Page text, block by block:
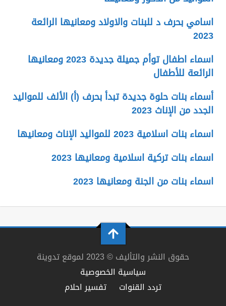
اسامي بحرف د للبنات والاولاد ومعانيها الرائعة
2023
اسماء اطفال توأم جميلة جديدة 2023 ومعانيها
الرائعة للأطفال
أسماء بنات حلوة جديدة تبدأ بحرف (أ) الألف للمواليد
الجدد من الإناث 2023
اسماء بنات اسلامية 2023 للمواليد الإناث ومعانيها
اسماء بنات تركية اسلامية ومعانيها 2023
اسماء بنات من الجنة ومعانيها 2023
حقوق النشر والتأليف © 2023 لموقع تدوينة
سياسية الخصوصية
تردد القنوات
تفسير احلام